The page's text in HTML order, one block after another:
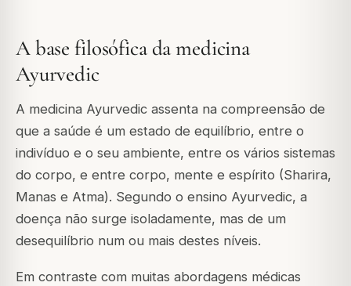
A base filosófica da medicina
Ayurvedic
A medicina Ayurvedic assenta na compreensão de
que a saúde é um estado de equilíbrio, entre o
indivíduo e o seu ambiente, entre os vários sistemas
do corpo, e entre corpo, mente e espírito (Sharira,
Manas e Atma). Segundo o ensino Ayurvedic, a
doença não surge isoladamente, mas de um
desequilíbrio num ou mais destes níveis.
Em contraste com muitas abordagens médicas